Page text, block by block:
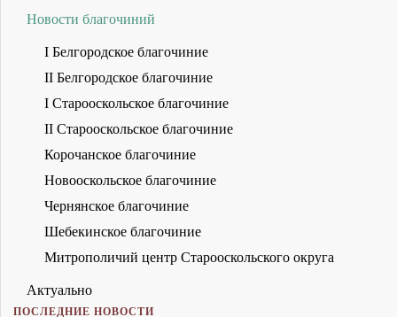
Новости благочиний
I Белгородское благочиние
II Белгородское благочиние
I Старооскольское благочиние
II Старооскольское благочиние
Корочанское благочиние
Новооскольское благочиние
Чернянское благочиние
Шебекинское благочиние
Митрополичий центр Старооскольского округа
Актуально
ПОСЛЕДНИЕ НОВОСТИ